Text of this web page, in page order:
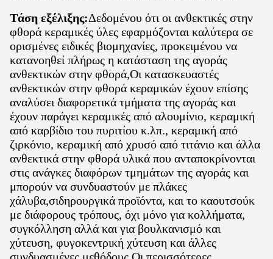
Τάση εξέλιξης:Δεδομένου ότι οι ανθεκτικές στην
φθορά κεραμικές ύλες εφαρμόζονται καλύτερα σε
ορισμένες ειδικές βιομηχανίες, προκειμένου να
κατανοηθεί πλήρως η κατάσταση της αγοράς
ανθεκτικών στην φθορά,Οι κατασκευαστές
ανθεκτικών στην φθορά κεραμικών έχουν επίσης
αναλύσει διαφορετικά τμήματα της αγοράς και
έχουν παράγει κεραμικές από αλουμίνιο, κεραμική
από καρβίδιο του πυριτίου κ.λπ., κεραμική από
ζιρκόνιο, κεραμική από χρυσό από τιτάνιο και άλλα
ανθεκτικά στην φθορά υλικά που ανταποκρίνονται
στις ανάγκες διαφόρων τμημάτων της αγοράς και
μπορούν να συνδυαστούν με πλάκες
χάλυβα,σιδηρουργικά προϊόντα, και το καουτσούκ
με διάφορους τρόπους, όχι μόνο για κολλήματα,
συγκόλληση αλλά και για βουλκανισμό και
χύτευση, φυγοκεντρική χύτευση και άλλες